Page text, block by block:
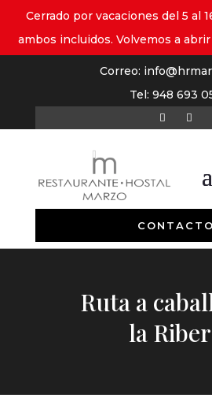
Cerrado por vacaciones del 5 al
ambos incluidos. Volvemos a
Correo:
Tel: 948 693
CONTACTO
Ruta a
la